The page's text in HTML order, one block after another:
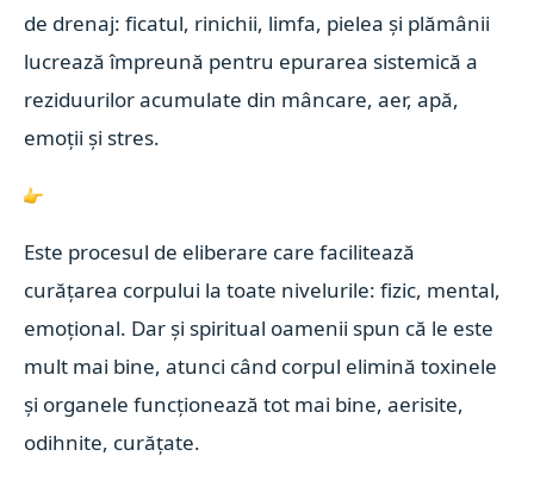
de drenaj: ficatul, rinichii, limfa, pielea și plămânii
lucrează împreună pentru epurarea sistemică a
reziduurilor acumulate din mâncare, aer, apă,
emoții și stres.
Este procesul de eliberare care facilitează
curățarea corpului la toate nivelurile: fizic, mental,
emoțional. Dar și spiritual oamenii spun că le este
mult mai bine, atunci când corpul elimină toxinele
și organele funcționează tot mai bine, aerisite,
odihnite, curățate.